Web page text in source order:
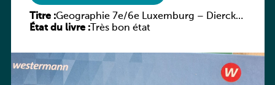
Titre :Geographie 7e/6e Luxemburg – Diercke
Praxis
État du livre :Très bon état